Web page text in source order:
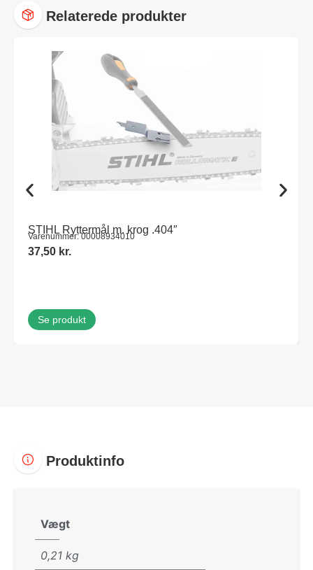
Relaterede produkter
STIHL Ryttermål m. krog .404″
Varenummer: 00008934010
37,50 kr.
Se produkt
Produktinfo
Vægt
0,21 kg